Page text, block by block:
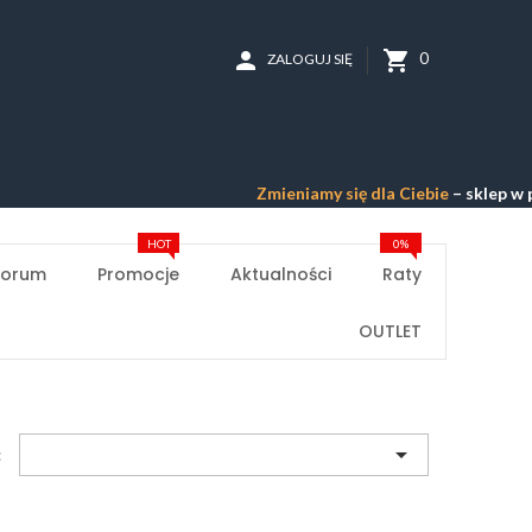
shopping_cart 0
person ZALOGUJ SIĘ
Zmieniamy się dla Ciebie – sklep w
Promocje
HOT
Aktualności Raty
0%
OUTLET
